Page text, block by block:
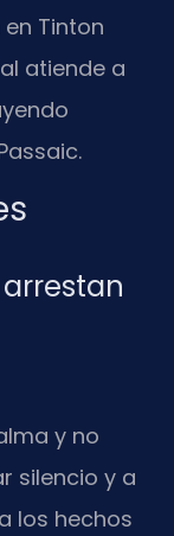
Tinton
atiende a
y no
silencio y a
los hechos